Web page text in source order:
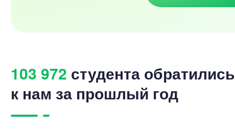
103 972 студента обратились
к нам за прошлый год